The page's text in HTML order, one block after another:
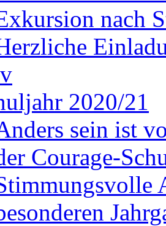
nach
2020/21
sein ist
Courage-